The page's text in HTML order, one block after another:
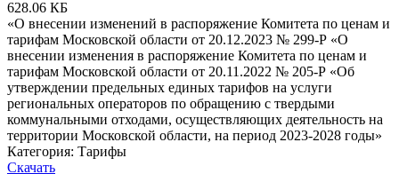
628.06 КБ
«О внесении изменений в распоряжение Комитета по ценам и
тарифам Московской области от 20.12.2023 № 299-Р «О
внесении изменения в распоряжение Комитета по ценам и
тарифам Московской области от 20.11.2022 № 205-Р «Об
утверждении предельных единых тарифов на услуги
региональных операторов по обращению с твердыми
коммунальными отходами, осуществляющих деятельность на
территории Московской области, на период 2023-2028 годы»
Категория: Тарифы
Скачать